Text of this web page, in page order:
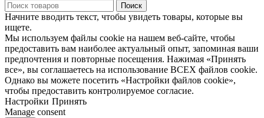
Поиск
Начните вводить текст, чтобы увидеть товары, которые вы
ищете.
Мы используем файлы cookie на нашем веб-сайте, чтобы
предоставить вам наиболее актуальный опыт, запоминая ваши
предпочтения и повторные посещения. Нажимая «Принять
все», вы соглашаетесь на использование ВСЕХ файлов cookie.
Однако вы можете посетить «Настройки файлов cookie»,
чтобы предоставить контролируемое согласие.
Настройки Принять
Manage consent